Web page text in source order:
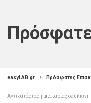
easyLAB.gr Πρόσφατες
Αντικατάσταση μπαταρίας σε